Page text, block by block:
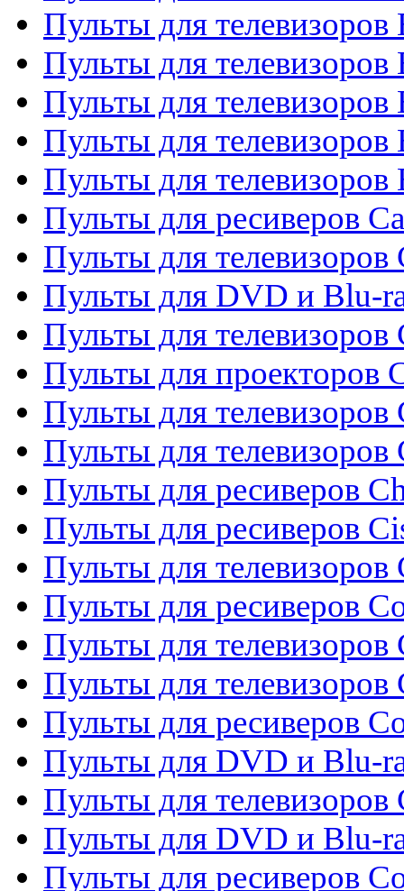
Пульты для телевизоров
Пульты для телевизоров
Пульты для телевизоров
Пульты для телевизоров
Пульты для телевизоров
Пульты для ресиверов
Пульты для телевизоров
Пульты для DVD и Blu-
Пульты для телевизоров
Пульты для проекторов
Пульты для телевизоров
Пульты для телевизоров
Пульты для ресиверов
Пульты для ресиверов
Пульты для телевизоров
Пульты для ресиверов
Пульты для телевизоров
Пульты для телевизоров
Пульты для ресиверов
Пульты для DVD и Blu-
Пульты для телевизоров
Пульты для DVD и Blu-
Пульты для ресиверов